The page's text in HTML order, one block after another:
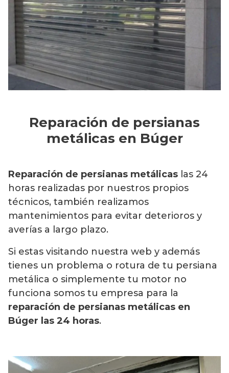
Reparación de persianas
metálicas en Búger
Reparación de persianas metálicas las 24
horas realizadas por nuestros propios
técnicos, también realizamos
mantenimientos para evitar deterioros y
averías a largo plazo.
Si estas visitando nuestra web y además
tienes un problema o rotura de tu persiana
metálica o simplemente tu motor no
funciona somos tu empresa para la
reparación de persianas metálicas en
Búger las 24 horas.